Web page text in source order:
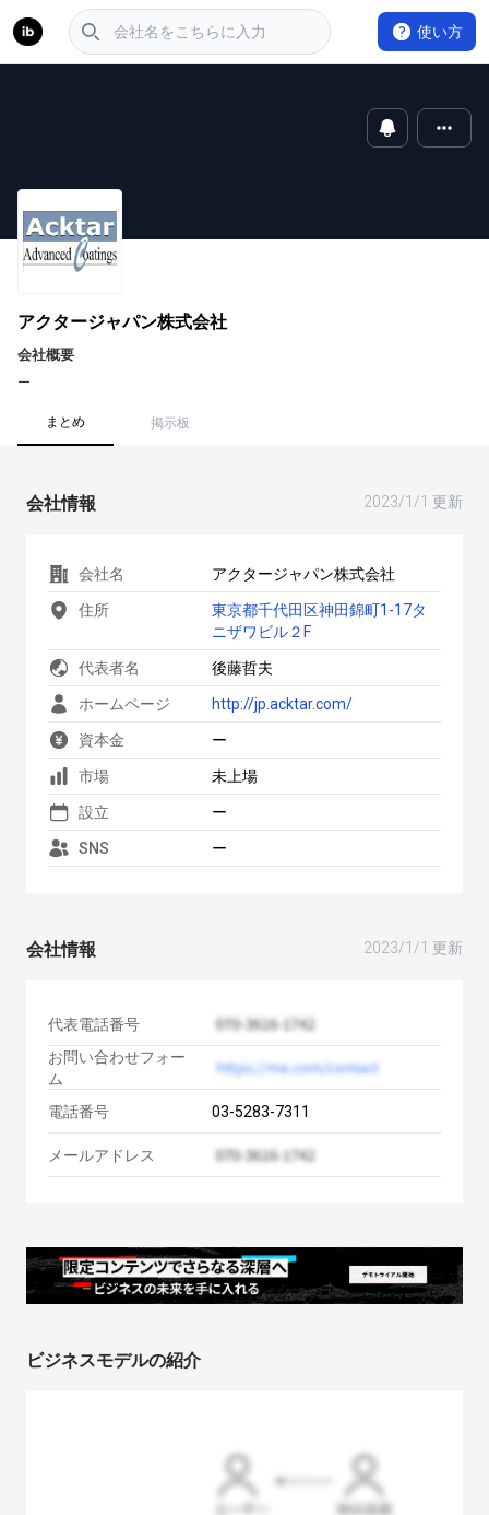
使い方
アクタージャパン株式会社
会社概要
ー
まとめ 掲示板
会社情報 2023/1/1 更新
会社名 アクタージャパン株式会社
住所
東京都千代田区神田錦町1-17タ
ニザワビル２F
代表者名 後藤哲夫
ホームページ http://jp.acktar.com/
資本金 ー
市場 未上場
設立 ー
SNS ー
会社情報 2023/1/1 更新
代表電話番号
お問い合わせフォー
ム
電話番号
03-5283-7311
メールアドレス
ビジネスモデルの紹介